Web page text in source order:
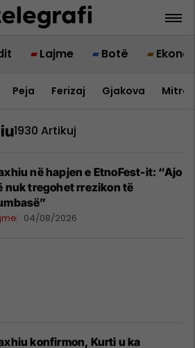
Lajme Botë
Peja Ferizaj Gjakova
1930 Artikuj
në hapjen e EtnoFest-it: “Ajo
nuk tregohet rrezikon të
04/08/2026
konfirmon, Kurti u ka